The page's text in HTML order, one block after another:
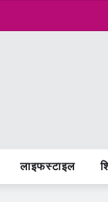
लाइफस्टाइल